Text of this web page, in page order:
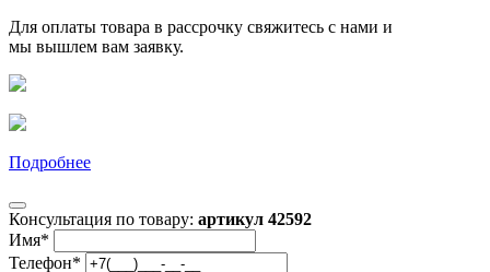
Для оплаты товара в рассрочку свяжитесь с нами и
мы вышлем вам заявку.
Подробнее
Консультация по товару: артикул 42592
Имя*
Телефон*